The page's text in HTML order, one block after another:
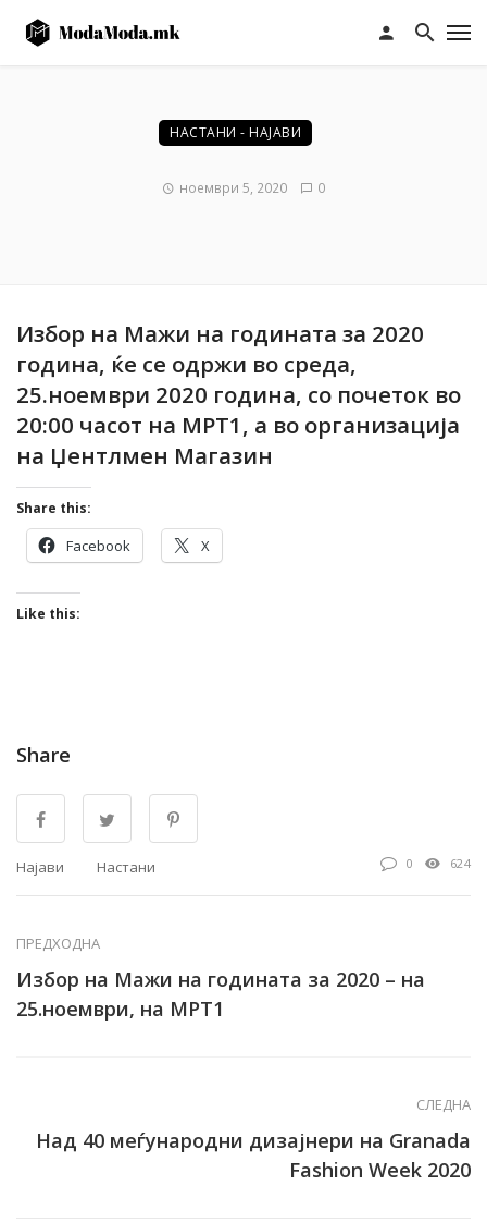
НАСТАНИ - НАЈАВИ
ноември 5, 2020 0
Избор на Мажи на годината за 2020
година, ќе се одржи во среда,
25.ноември 2020 година, со почеток во
20:00 часот на МРТ1, а во организација
на Џентлмен Магазин
Share this:
Facebook X
Like this:
Share
Најави Настани 0 624
ПРЕДХОДНА
Избор на Мажи на годината за 2020 – на
25.ноември, на МРТ1
СЛЕДНА
Над 40 меѓународни дизајнери на Granada
Fashion Week 2020